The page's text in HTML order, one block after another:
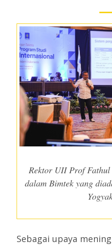
Rektor UII Prof
dalam Bimtek yang
Sebagai upaya